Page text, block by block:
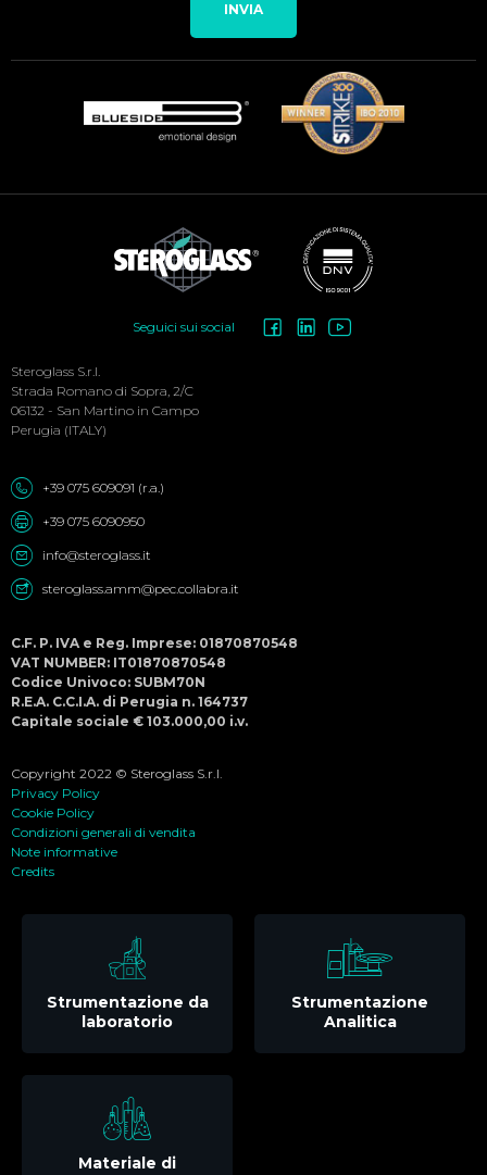
INVIA
Menu
Seguici sui social
Steroglass S.r.l.
Strada Romano di Sopra, 2/C
06132 - San Martino in Campo
Perugia (ITALY)
+39 075 609091 (r.a.)
+39 075 6090950
info@steroglass.it
steroglass.amm@pec.collabra.it
C.F. P. IVA e Reg. Imprese: 01870870548
VAT NUMBER: IT01870870548
Codice Univoco: SUBM70N
R.E.A. C.C.I.A. di Perugia n. 164737
Capitale sociale € 103.000,00 i.v.
Copyright 2022 © Steroglass S.r.l.
Privacy Policy
Cookie Policy
Condizioni generali di vendita
Note informative
Credits
Strumentazione da
laboratorio
Strumentazione
Analitica
Materiale di